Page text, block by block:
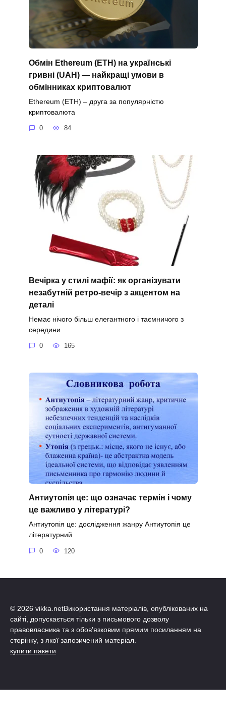
Обмін Ethereum (ETH) на українські
гривні (UAH) — найкращі умови в
обмінниках криптовалют
Ethereum (ETH) – друга за популярністю
криптовалюта
0 84
Вечірка у стилі мафії: як організувати
незабутній ретро-вечір з акцентом на
деталі
Немає нічого більш елегантного і таємничого з
середини
0 165
Антиутопія це: що означає термін і чому
це важливо у літературі?
Антиутопія це: дослідження жанру Антиутопія це
літературний
0 120
© 2026 vikka.netВикористання матеріалів, опублікованих на
сайті, допускається тільки з письмового дозволу
правовласника та з обов'язковим прямим посиланням на
сторінку, з якої запозичений матеріал.
купити пакети